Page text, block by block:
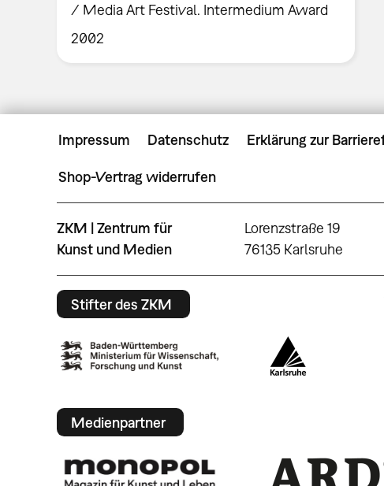
/ Media Art Festival. Intermedium Award
2002
Impressum Datenschutz Erklärung zur
Shop-Vertrag widerrufen
ZKM | Zentrum für
Kunst und Medien
Lorenzstraße 19
76135 Karlsruhe
Stifter des ZKM
Medienpartner